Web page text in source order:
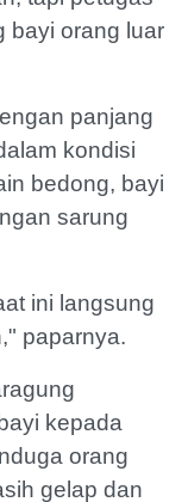
bayi orang luar
panjang
kondisi
bedong, bayi
sarung
ini langsung
paparnya.
kepada
orang
gelap dan